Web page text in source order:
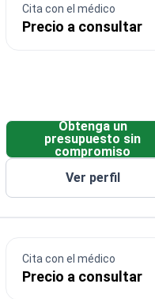
Cita con el médico
Precio a consultar
Obtenga un
presupuesto sin
compromiso
Ver perfil
Cita con el médico
Precio a consultar